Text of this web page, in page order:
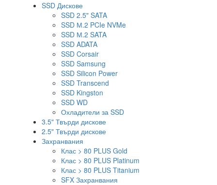
SSD Дискове
SSD 2.5" SATA
SSD М.2 PCIe NVMe
SSD М.2 SATA
SSD ADATA
SSD Corsair
SSD Samsung
SSD Silicon Power
SSD Transcend
SSD Kingston
SSD WD
Охладители за SSD
3.5" Твърди дискове
2.5" Твърди дискове
Захранвания
Клас > 80 PLUS Gold
Клас > 80 PLUS Platinum
Клас > 80 PLUS Titanium
SFX Захранвания